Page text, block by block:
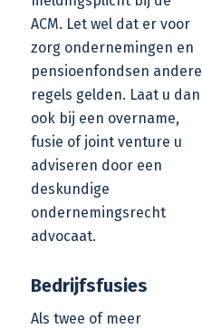
ACM. Let wel dat er voor
zorg ondernemingen en
pensioenfondsen andere
regels gelden. Laat u dan
ook bij een overname,
fusie of joint venture u
adviseren door een
deskundige
ondernemingsrecht
advocaat.
Bedrijfsfusies
Als twee of meer